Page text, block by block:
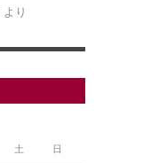
より
土 日